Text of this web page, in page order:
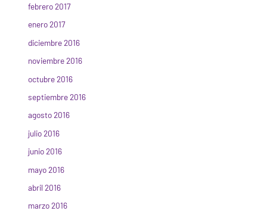
febrero 2017
enero 2017
diciembre 2016
noviembre 2016
octubre 2016
septiembre 2016
agosto 2016
julio 2016
junio 2016
mayo 2016
abril 2016
marzo 2016